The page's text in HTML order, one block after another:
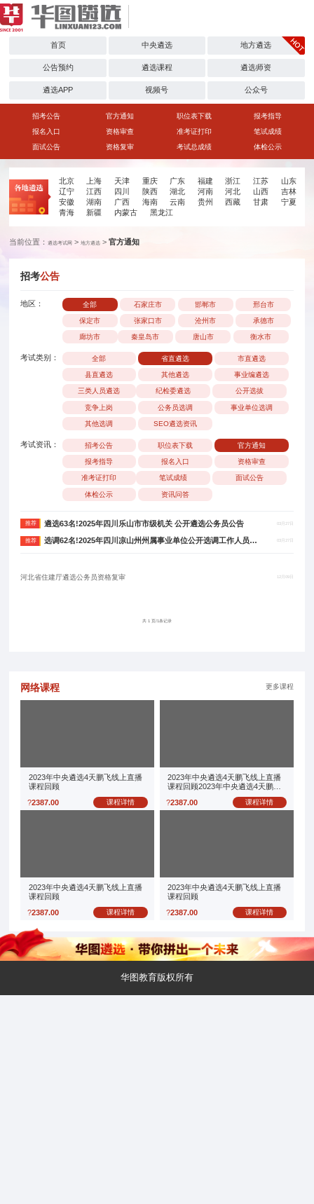
首页 中央遴选 地方遴选
公告预约 遴选课程 遴选师资
遴选APP 视频号 公众号
招考公告 官方通知 职位表下载
报考指导
报名入口
资格审查 准考证打印
笔试成绩
面试公告
资格复审 考试总成绩 体检公示
北京 上海 天津 重庆 广东 福建 浙江 江苏
山东
辽宁
江西 四川 陕西 湖北 河南 河北 山西
吉林
安徽
湖南 广西 海南 云南 贵州 西藏 甘肃
宁夏
青海
新疆 内蒙古 黑龙江
当前位置：遴选考试网 >地方遴选 >官方通知
招考公告
地区： 全部 石家庄市 邯郸市 邢台市
保定市 张家口市 沧州市 承德市
廊坊市 秦皇岛市 唐山市 衡水市
考试类别： 全部 省直遴选 市直遴选
县直遴选 其他遴选 事业编遴选
三类人员遴选 纪检委遴选 公开选拔
竞争上岗 公务员选调 事业单位选调
其他选调 SEO遴选资讯
考试资讯： 招考公告 职位表下载 官方通知
报考指导 报名入口 资格审查
准考证打印 笔试成绩 面试公告
体检公示 资讯问答
推荐 遴选63名!2025年四川乐山市市级机关 公开遴选公务员公告 03月27日
推荐 选调62名!2025年四川凉山州州属事业单位公开选调工作人员公告 03月27日
河北省住建厅遴选公务员资格复审 12月09日
共 1 页/1条记录
网络课程 更多课程
2023年中央遴选4天鹏飞线上直播
课程回顾
?2387.00 课程详情
2023年中央遴选4天鹏飞线上直播
课程回顾2023年中央遴选4天鹏飞
?2387.00 课程详情
2023年中央遴选4天鹏飞线上直播
课程回顾
?2387.00 课程详情
2023年中央遴选4天鹏飞线上直播
课程回顾
?2387.00 课程详情
华图教育版权所有